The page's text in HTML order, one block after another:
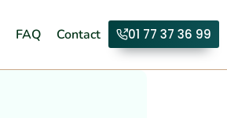
FAQ Contact 01 77 37 36 99